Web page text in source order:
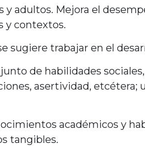
y adultos. Mejora el
y contextos.
sugiere trabajar en el
de habilidades
asertividad, etcétera;
académicos y
tangibles.